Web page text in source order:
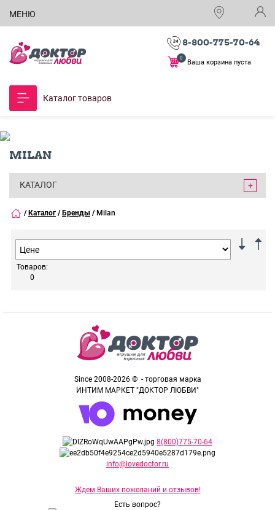
МЕНЮ
8-800-775-70-64
Ваша корзина пуста
0
Каталог товаров
MILAN
КАТАЛОГ
/ Каталог / Бренды / Milan
Товаров:
0
Since 2008-2026 © - торговая марка
ИНТИМ МАРКЕТ "ДОКТОР ЛЮБВИ"
8(800)775-70-64
info@lovedoctor.ru
Ждем Ваших пожеланий и отзывов!
Есть вопрос?